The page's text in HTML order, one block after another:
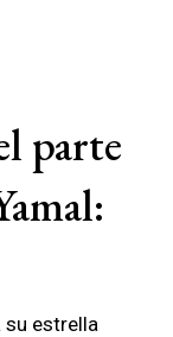
parte
su estrella